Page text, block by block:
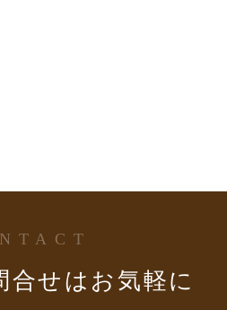
合せはお気軽に